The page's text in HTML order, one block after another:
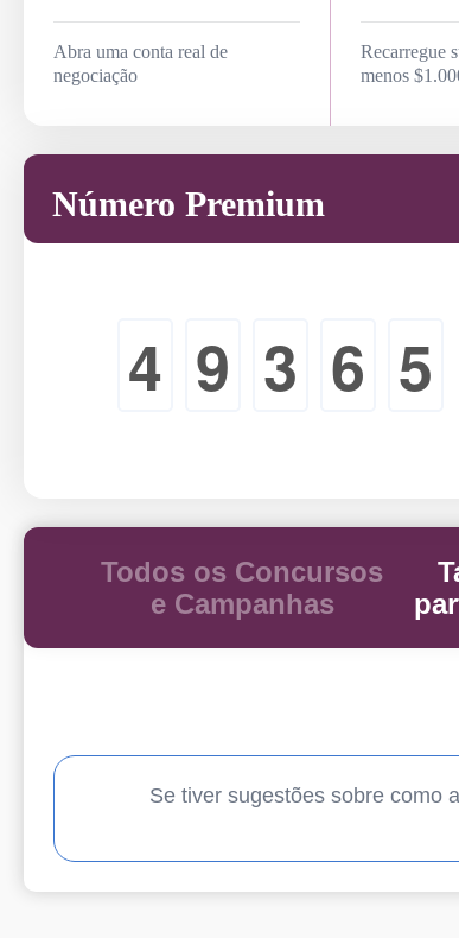
Abra uma conta real de
negociação
Recarregue
menos
Número Premium
4 9 3 6 5
Todos os Concursos
e Campanhas
Se tiver sugestões sobre como